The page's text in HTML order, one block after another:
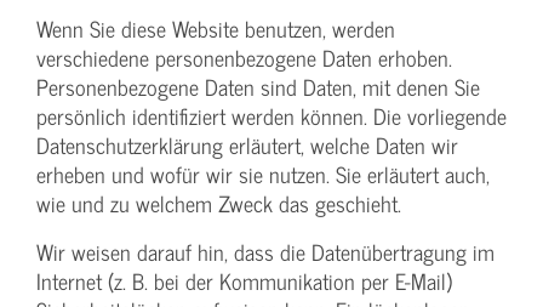
Wenn Sie diese Website benutzen, werden
verschiedene personenbezogene Daten erhoben.
Personenbezogene Daten sind Daten, mit denen Sie
persönlich identifiziert werden können. Die vorliegende
Datenschutzerklärung erläutert, welche Daten wir
erheben und wofür wir sie nutzen. Sie erläutert auch,
wie und zu welchem Zweck das geschieht.
Wir weisen darauf hin, dass die Datenübertragung im
Internet (z. B. bei der Kommunikation per E-Mail)